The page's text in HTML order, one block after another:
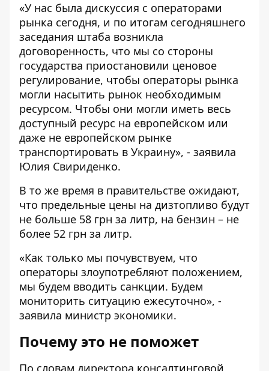
«У нас была дискуссия с операторами
рынка сегодня, и по итогам сегодняшнего
заседания штаба возникла
договоренность, что мы со стороны
государства приостановили ценовое
регулирование, чтобы операторы рынка
могли насытить рынок необходимым
ресурсом. Чтобы они могли иметь весь
доступный ресурс на европейском или
даже не европейском рынке
транспортировать в Украину», - заявила
Юлия Свириденко.
В то же время в правительстве ожидают,
что предельные цены на дизтопливо будут
не больше 58 грн за литр, на бензин – не
более 52 грн за литр.
«Как только мы почувствуем, что
операторы злоупотребляют положением,
мы будем вводить санкции. Будем
мониторить ситуацию ежесуточно», -
заявила министр экономики.
Почему это не поможет
По словам директора консалтинговой